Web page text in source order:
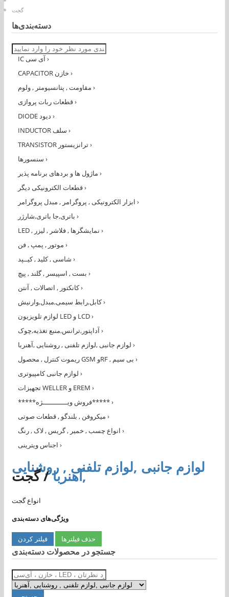
گجت
دسته‌بندی‌ها
›
›
›
›
›
›
›
›
›
›
›
›
›
›
›
›
کانکتور , اتصالات , آنتن›
کابل,رابط سیمی,مبدل,وارنیش›
لوازم تلویزیون LED و LCD›
›
›
›
›
تجهیزات WELLER و EREM ›
*****فروش ویــــــــــــژه*****›
›
›
›
لوازم جانبی ,لوازم تلفنی , روشنایی
,آهنربا/گجت
انواع گجت
ویژگی‌های دسته‌بندی
حذف فیلترها
جستجو در محصولات دسته‌بندی